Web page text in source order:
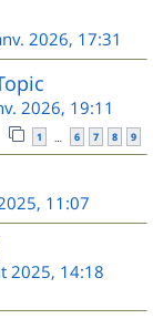
2026, 17:31
2026, 19:11
1 … 6 7 8 9
11:07
2025, 14:18